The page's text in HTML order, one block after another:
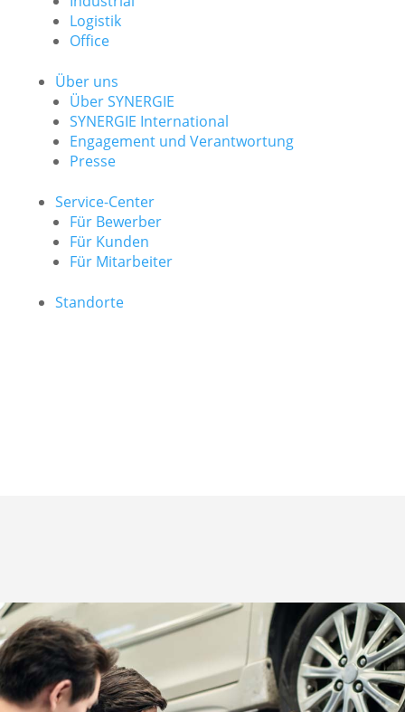
Logistik
Office
Über uns
Über SYNERGIE
SYNERGIE International
Engage­ment und Verantwor­tung
Presse
Service-Center
Für Bewerber
Für Kunden
Für Mitarbeiter
Standorte